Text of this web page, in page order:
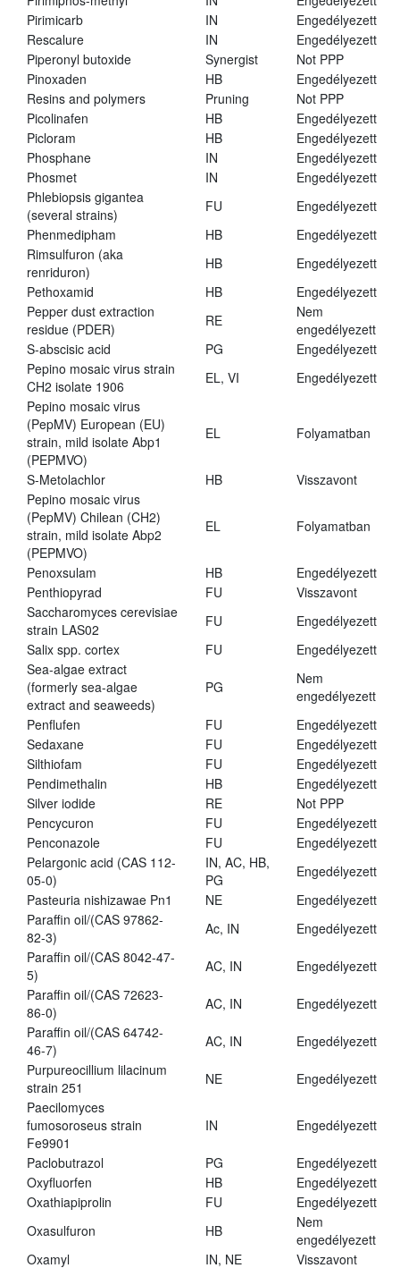
Pirimicarb
IN
Engedélyezett
Rescalure
IN
Engedélyezett
Piperonyl butoxide
Synergist
Not PPP
Pinoxaden
HB
Engedélyezett
Resins and polymers
Pruning
Not PPP
Picolinafen
HB
Engedélyezett
Picloram
HB
Engedélyezett
Phosphane
IN
Engedélyezett
Phosmet
IN
Engedélyezett
Phlebiopsis gigantea
(several strains)
FU
Engedélyezett
Phenmedipham
HB
Engedélyezett
Rimsulfuron (aka
renriduron)
HB
Engedélyezett
Pethoxamid
HB
Engedélyezett
Pepper dust extraction
residue (PDER)
RE
Nem
engedélyezett
S-abscisic acid
PG
Engedélyezett
Pepino mosaic virus strain
CH2 isolate 1906
EL, VI
Engedélyezett
Pepino mosaic virus
(PepMV) European (EU)
strain, mild isolate Abp1
(PEPMVO)
EL Folyamatban
S-Metolachlor HB
Visszavont
Pepino mosaic virus
(PepMV) Chilean (CH2)
strain, mild isolate Abp2
(PEPMVO)
EL Folyamatban
Penoxsulam HB
Engedélyezett
Penthiopyrad
FU
Visszavont
Saccharomyces cerevisiae
strain LAS02
FU
Engedélyezett
Salix spp. cortex
FU
Engedélyezett
Sea-algae extract
(formerly sea-algae
extract and seaweeds)
PG
Nem
engedélyezett
Penflufen
FU
Engedélyezett
Sedaxane
FU
Engedélyezett
Silthiofam
FU
Engedélyezett
Pendimethalin
HB
Engedélyezett
Silver iodide
RE
Not PPP
Pencycuron
FU
Engedélyezett
Penconazole
FU
Engedélyezett
Pelargonic acid (CAS 112-
05-0)
IN, AC, HB,
PG
Engedélyezett
Pasteuria nishizawae Pn1
NE
Engedélyezett
Paraffin oil/(CAS 97862-
82-3)
Ac, IN
Engedélyezett
Paraffin oil/(CAS 8042-47-
5)
AC, IN
Engedélyezett
Paraffin oil/(CAS 72623-
86-0)
AC, IN
Engedélyezett
Paraffin oil/(CAS 64742-
46-7)
AC, IN
Engedélyezett
Purpureocillium lilacinum
strain 251
NE
Engedélyezett
Paecilomyces
fumosoroseus strain
Fe9901
IN Engedélyezett
Paclobutrazol PG
Engedélyezett
Oxyfluorfen
HB
Engedélyezett
Oxathiapiprolin
FU
Engedélyezett
Oxasulfuron
HB
Nem
engedélyezett
Oxamyl
IN, NE
Visszavont